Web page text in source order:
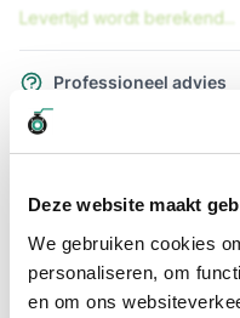
Deze website maakt
We gebruiken cookies
personaliseren, om
en om ons
Levertijd wordt berekend...
Professioneel advies
Hoge
Snel naar
Meer informatie